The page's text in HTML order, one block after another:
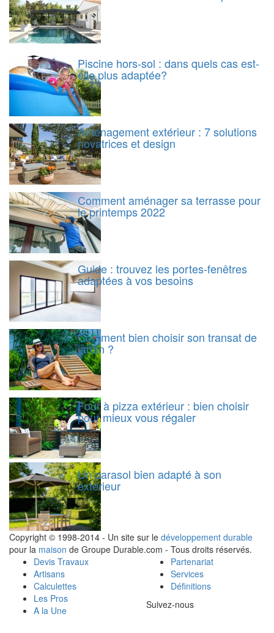
Piscine hors-sol : dans quels cas est-
elle plus adaptée?
Aménagement extérieur : 7 solutions
novatrices et design
Comment aménager sa terrasse pour
le printemps 2022
Guide : trouvez les portes-fenêtres
adaptées à vos besoins
Comment bien choisir son transat de
jardin ?
Four à pizza extérieur : bien choisir
pour mieux vous régaler
Un parasol bien adapté à son
extérieur
Copyright © 1998-2014 - Un site sur le développement durable
pour la maison de Groupe Durable.com - Tous droits réservés.
Devis Travaux
Artisans
Calculettes
Les Pros
A la Une
Partenariat
Services
Définitions
Suivez-nous